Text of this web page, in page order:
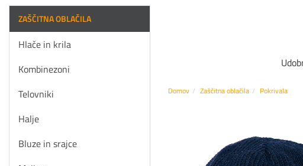
ZAŠČITNA OBLAČILA
Hlače in krila
Kombinezoni
Telovniki
Halje
Bluze in srajce
Domov Zaščitna oblačila Pokrivala